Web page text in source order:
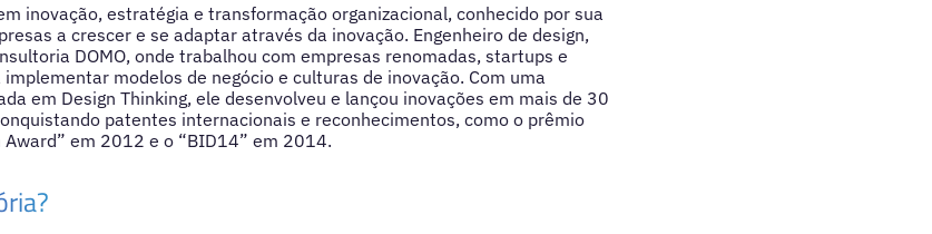
inovação, estratégia e transformação organizacional, conhecido por sua
a crescer e se adaptar através da inovação. Engenheiro de design,
DOMO, onde trabalhou com empresas renomadas, startups e
modelos de negócio e culturas de inovação. Com uma
em Design Thinking, ele desenvolveu e lançou inovações em mais de 30
patentes internacionais e reconhecimentos, como o prêmio
Award” em 2012 e o “BID14” em 2014.